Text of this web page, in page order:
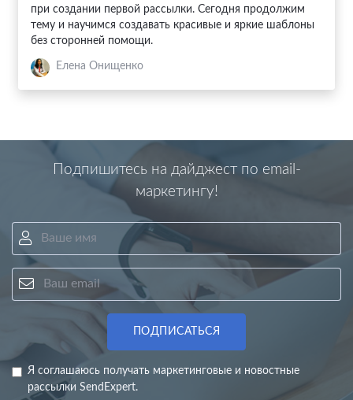
при создании первой рассылки. Сегодня продолжим
тему и научимся создавать красивые и яркие шаблоны
без сторонней помощи.
Елена Онищенко
Подпишитесь на дайджест по email-
маркетингу!
ПОДПИСАТЬСЯ
Я соглашаюсь получать маркетинговые и новостные
рассылки SendExpert.